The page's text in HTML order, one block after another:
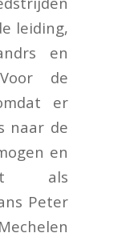
leiding,
en
de
er
naar de
en
als
Peter